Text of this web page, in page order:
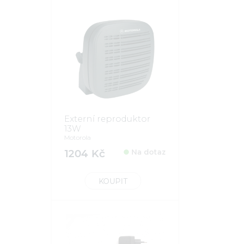
Externí reproduktor
13W
Motorola
1204 Kč Na dotaz
KOUPIT